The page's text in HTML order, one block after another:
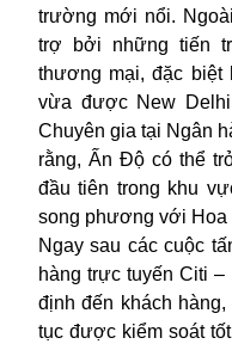
trường mới nổi.
trợ bởi những tiến
thương mại, đặc
vừa được New
Chuyên gia tại Ngân
rằng, Ấn Độ có thể
đầu tiên trong khu
song phương với Hoa
Ngay sau các cuộc
hàng trực tuyến Citi
định đến khách
tục được kiểm soát